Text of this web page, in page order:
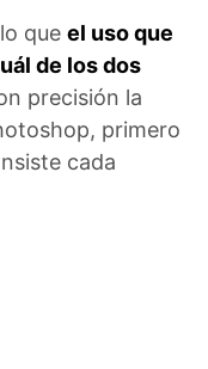
que el uso que
de los dos
precisión la
primero
cada